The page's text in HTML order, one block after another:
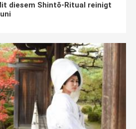
diesem Shintō-Ritual reinigt